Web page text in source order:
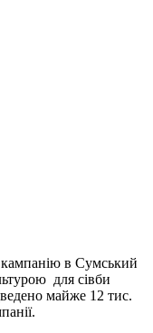
в Сумський
для сівби
майже 12 тис.